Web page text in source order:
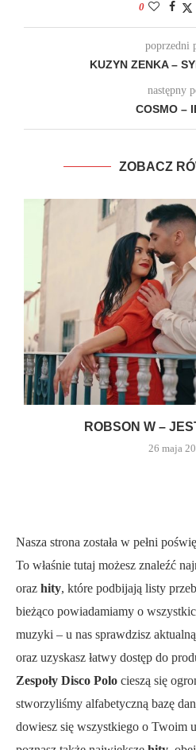
0
poprzedni
KUZYN ZENKA –
następny
COSMO –
ZOBACZ
ROBSON W –
26 maja
Nasza strona została w pełni
To właśnie tutaj możesz znaleźć
oraz hity, które podbijają listy
bieżąco powiadamiamy o
muzyki – u nas sprawdzisz
oraz uzyskasz łatwy dostęp do
Zespoły Disco Polo cieszą się
stworzyliśmy alfabetyczną bazę
dowiesz się wszystkiego o Twoim